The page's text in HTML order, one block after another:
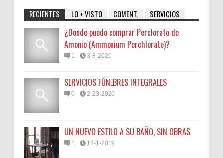
RECIENTES LO + VISTO COMENT. SERVICIOS
¿Donde puedo comprar Perclorato de
Amonio (Ammonium Perchlorate)?
1 3-8-2020
SERVICIOS FÚNEBRES INTEGRALES
0 2-23-2020
UN NUEVO ESTILO A SU BAÑO, SIN OBRAS
1 12-1-2019